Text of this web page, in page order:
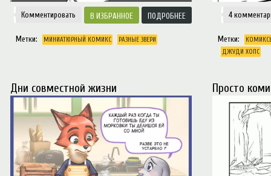
Комментировать ИЗБРАННОЕ ПОДРОБНЕЕ
Метки: МИНИАТЮРНЫЙ КОМИКС РАЗНЫЕ ЗВЕРИ
4
Метки:
ДЖУДИ ХОПС
Дни совместной жизни Просто